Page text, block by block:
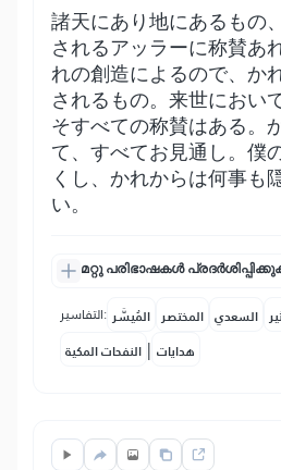
諸天にあり地にあるもの
されるアッラーに称賛あ
れの創造によるので、か
されるもの。来世におい
そすべての称賛はある。
て、すべてお見通し。僕
くし、かれからは何事も
い。
മറ്റു പരിഭാഷകൾ
التفاسير: المُيسَّر المختصر السعدي
النفحات المكية | هدايات